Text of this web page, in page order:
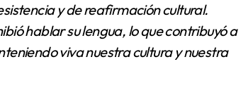
y de reafirmación cultural.
hablar su lengua, lo que contribuyó a
viva nuestra cultura y nuestra